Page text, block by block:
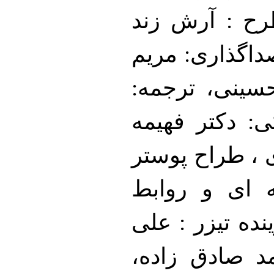
: آرش زند
مریم
ترجمه:
دکتر فهیمه
، طراح پوستر
ای و روابط
تیزر : علی
صادق زاده،